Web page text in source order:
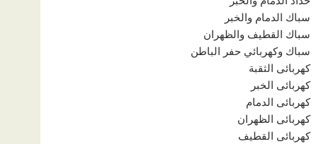
سباك الدمام والخبر
سباك القطيف والظهران
سباك وكهربائي حفر الباطن
كهربائى الثقبة
كهربائى الخبر
كهربائى الدمام
كهربائى الظهران
كهربائى القطيف